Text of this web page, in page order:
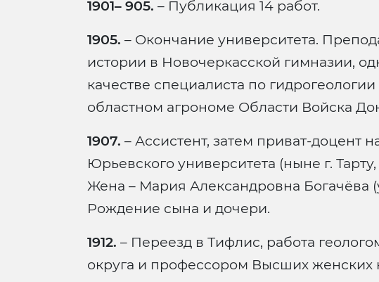
1901– 905. – Публикация 14 работ.
1905. – Окончание университета.
истории в Новочеркасской гимназии,
качестве специалиста по
областном агрономе Области Войска
1907. – Ассистент, затем приват-доцент
Юрьевского университета (ныне г.
Жена – Мария Александровна Богачёва
Рождение сына и дочери.
1912. – Переезд в Тифлис, работа
округа и профессором Высших женских